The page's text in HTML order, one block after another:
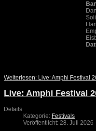
Weiterlesen: Live: Amphi Festival
Live: Amphi Festival
Details
Kategorie: Festivals
Veröffentlicht: 28. Juli 2026